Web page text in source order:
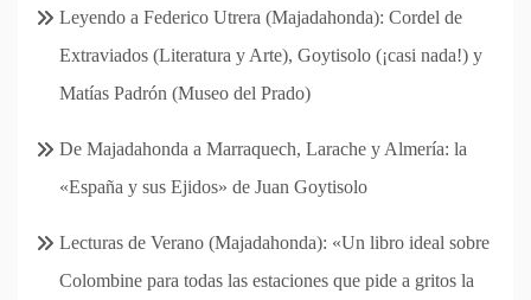
Leyendo a Federico Utrera (Majadahonda): Cordel de
Extraviados (Literatura y Arte), Goytisolo (¡casi nada!) y
Matías Padrón (Museo del Prado)
De Majadahonda a Marraquech, Larache y Almería: la
«España y sus Ejidos» de Juan Goytisolo
Lecturas de Verano (Majadahonda): «Un libro ideal sobre
Colombine para todas las estaciones que pide a gritos la